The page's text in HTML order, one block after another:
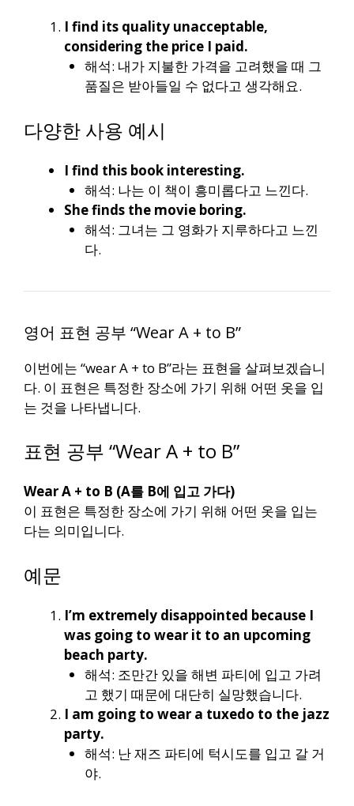
I find its quality unacceptable,
considering the price I paid.
해석: 내가 지불한 가격을 고려했을 때 그
품질은 받아들일 수 없다고 생각해요.
다양한 사용 예시
I find this book interesting.
해석: 나는 이 책이 흥미롭다고 느낀다.
She finds the movie boring.
해석: 그녀는 그 영화가 지루하다고 느낀
다.
영어 표현 공부 “Wear A + to B”
이번에는 “wear A + to B”라는 표현을 살펴보겠습니
다. 이 표현은 특정한 장소에 가기 위해 어떤 옷을 입
는 것을 나타냅니다.
표현 공부 “Wear A + to B”
Wear A + to B (A를 B에 입고 가다)
이 표현은 특정한 장소에 가기 위해 어떤 옷을 입는
다는 의미입니다.
예문
I’m extremely disappointed because I
was going to wear it to an upcoming
beach party.
해석: 조만간 있을 해변 파티에 입고 가려
고 했기 때문에 대단히 실망했습니다.
I am going to wear a tuxedo to the jazz
party.
해석: 난 재즈 파티에 턱시도를 입고 갈 거
야.